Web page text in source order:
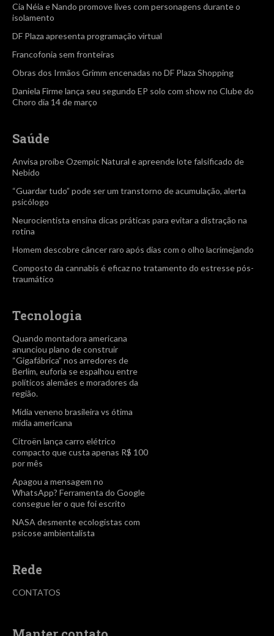
Cia Néia e Nando promove lives com personagens durante o
isolamento
DF Plaza apresenta programação virtual
Francofonia sem fronteiras
Obras dos Irmãos Grimm encenadas no DF Plaza Shopping
Daniela Firme lança seu segundo EP solo com show no Clube do
Choro dia 14 de março
Saúde
Anvisa proíbe Ozempic Natural e apreende lote falsificado de
Nebido
“Guardar tudo” pode ser um transtorno de acumulação, alerta
psicólogo
Neurocientista ensina dicas práticas para evitar a distração na
rotina
Homem descobre câncer raro após dias com o olho lacrimejando
Composto da cannabis é eficaz no tratamento do estresse pós-
traumático
Tecnologia
Quando montadora americana
anunciou plano de construir
“Gigafábrica” nos arredores de
Berlim, euforia se espalhou entre
políticos alemães e moradores da
região.
Mídia veneno brasileira vs ótima
mídia americana
Citroën lança carro elétrico
compacto que custa apenas R$ 100
por mês
Apagou a mensagem no
WhatsApp? Ferramenta do Google
consegue ler o que foi escrito
NASA desmente ecologistas com
psicose ambientalista
Rede
CONTATOS